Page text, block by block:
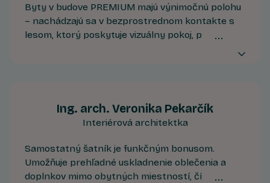
Byty v budove PREMIUM majú výnimočnú polohu
– nachádzajú sa v bezprostrednom kontakte s
lesom, ktorý poskytuje vizuálny pokoj, prirodzené
Ing. arch. Veronika Pekarčík
Interiérová architektka
Samostatný šatník je funkčným bonusom.
Umožňuje prehľadné uskladnenie oblečenia a
doplnkov mimo obytných miestností, čím